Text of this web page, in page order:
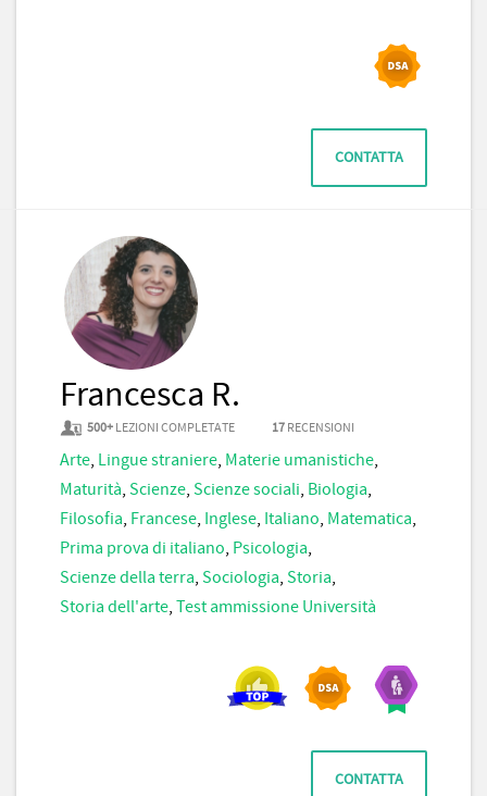
CONTATTA
Francesca R.
500+ LEZIONI COMPLETATE 17 RECENSIONI
Arte, Lingue straniere, Materie umanistiche,
Maturità, Scienze, Scienze sociali, Biologia,
Filosofia, Francese, Inglese, Italiano, Matematica,
Prima prova di italiano, Psicologia,
Scienze della terra, Sociologia, Storia,
Storia dell'arte, Test ammissione Università
CONTATTA